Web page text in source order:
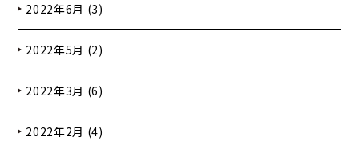
2022年6月 (3)
2022年5月 (2)
2022年3月 (6)
2022年2月 (4)